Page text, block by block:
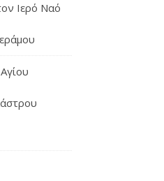
Ιερό Ναό